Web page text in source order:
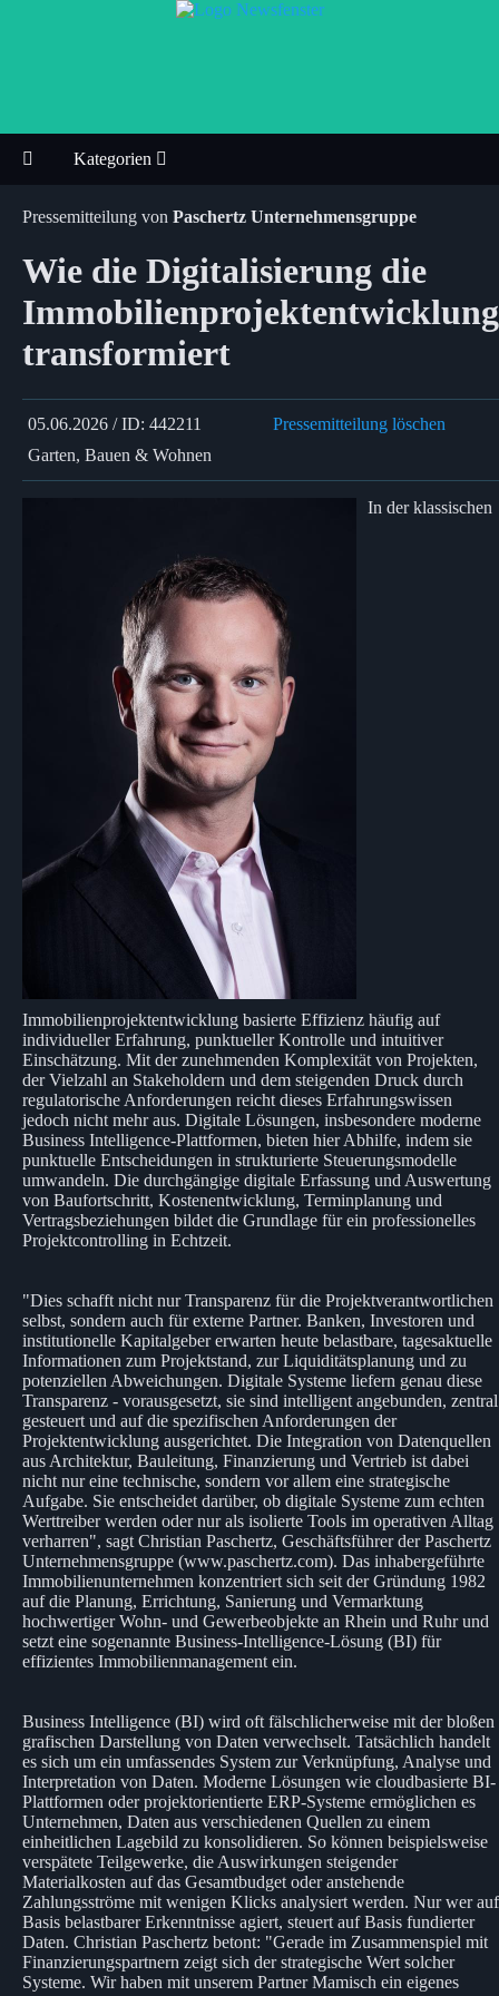
Kategorien
Pressemitteilung von Paschertz Unternehmensgruppe
Wie die Digitalisierung die
Immobilienprojektentwicklung
transformiert
05.06.2026 / ID: 442211
Pressemitteilung löschen
Garten, Bauen & Wohnen
In der klassischen
Immobilienprojektentwicklung basierte Effizienz häufig auf
individueller Erfahrung, punktueller Kontrolle und intuitiver
Einschätzung. Mit der zunehmenden Komplexität von Projekten,
der Vielzahl an Stakeholdern und dem steigenden Druck durch
regulatorische Anforderungen reicht dieses Erfahrungswissen
jedoch nicht mehr aus. Digitale Lösungen, insbesondere moderne
Business Intelligence-Plattformen, bieten hier Abhilfe, indem sie
punktuelle Entscheidungen in strukturierte Steuerungsmodelle
umwandeln. Die durchgängige digitale Erfassung und Auswertung
von Baufortschritt, Kostenentwicklung, Terminplanung und
Vertragsbeziehungen bildet die Grundlage für ein professionelles
Projektcontrolling in Echtzeit.
"Dies schafft nicht nur Transparenz für die Projektverantwortlichen
selbst, sondern auch für externe Partner. Banken, Investoren und
institutionelle Kapitalgeber erwarten heute belastbare, tagesaktuelle
Informationen zum Projektstand, zur Liquiditätsplanung und zu
potenziellen Abweichungen. Digitale Systeme liefern genau diese
Transparenz - vorausgesetzt, sie sind intelligent angebunden, zentral
gesteuert und auf die spezifischen Anforderungen der
Projektentwicklung ausgerichtet. Die Integration von Datenquellen
aus Architektur, Bauleitung, Finanzierung und Vertrieb ist dabei
nicht nur eine technische, sondern vor allem eine strategische
Aufgabe. Sie entscheidet darüber, ob digitale Systeme zum echten
Werttreiber werden oder nur als isolierte Tools im operativen Alltag
verharren", sagt Christian Paschertz, Geschäftsführer der Paschertz
Unternehmensgruppe (www.paschertz.com). Das inhabergeführte
Immobilienunternehmen konzentriert sich seit der Gründung 1982
auf die Planung, Errichtung, Sanierung und Vermarktung
hochwertiger Wohn- und Gewerbeobjekte an Rhein und Ruhr und
setzt eine sogenannte Business-Intelligence-Lösung (BI) für
effizientes Immobilienmanagement ein.
Business Intelligence (BI) wird oft fälschlicherweise mit der bloßen
grafischen Darstellung von Daten verwechselt. Tatsächlich handelt
es sich um ein umfassendes System zur Verknüpfung, Analyse und
Interpretation von Daten. Moderne Lösungen wie cloudbasierte BI-
Plattformen oder projektorientierte ERP-Systeme ermöglichen es
Unternehmen, Daten aus verschiedenen Quellen zu einem
einheitlichen Lagebild zu konsolidieren. So können beispielsweise
verspätete Teilgewerke, die Auswirkungen steigender
Materialkosten auf das Gesamtbudget oder anstehende
Zahlungsströme mit wenigen Klicks analysiert werden. Nur wer auf
Basis belastbarer Erkenntnisse agiert, steuert auf Basis fundierter
Daten. Christian Paschertz betont: "Gerade im Zusammenspiel mit
Finanzierungspartnern zeigt sich der strategische Wert solcher
Systeme. Wir haben mit unserem Partner Mamisch ein eigenes